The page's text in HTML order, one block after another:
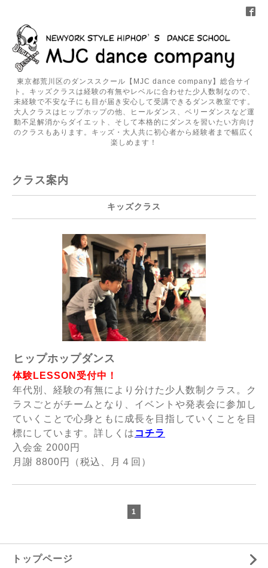
東京都荒川区のダンススクール【MJC dance company】総合サイ
ト。キッズクラスは経験の有無やレベルに合わせた少人数制なので、
未経験で不安な子にも目が届き安心して受講できるダンス教室です。
大人クラスはヒップホップの他、ヒールダンス、ベリーダンスなど運
動不足解消からダイエット、そして本格的にダンスを習いたい方向け
のクラスもあります。キッズ・大人共に初心者から経験者まで幅広く
楽しめます！
クラス案内
キッズクラス
ヒップホップダンス
体験LESSON受付中！
年代別、経験の有無により分けた少人数制クラス。ク
ラスごとがチームとなり、イベントや発表会に参加し
ていくことで心身ともに成長を目指していくことを目
標にしています。詳しくは コチラ
入会金 2000円
月謝 8800円（税込、月４回）
1
トップページ